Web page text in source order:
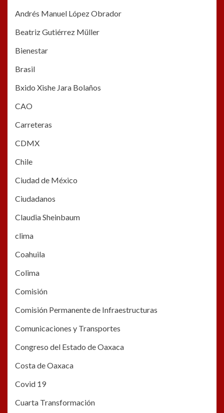
Andrés Manuel López Obrador
Beatriz Gutiérrez Müller
Bienestar
Brasil
Bxido Xishe Jara Bolaños
CAO
Carreteras
CDMX
Chile
Ciudad de México
Ciudadanos
Claudia Sheinbaum
clima
Coahuila
Colima
Comisión
Comisión Permanente de Infraestructuras
Comunicaciones y Transportes
Congreso del Estado de Oaxaca
Costa de Oaxaca
Covid 19
Cuarta Transformación